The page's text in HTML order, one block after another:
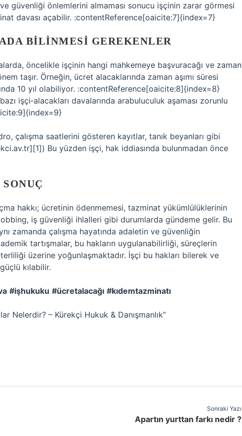
güvenliği önlemlerini almaması sonucu işçinin zarar görmesi
davası açabilir. :contentReference[oaicite:7]{index=7}
BILINMESI GEREKENLER
öncelikle işçinin hangi mahkemeye başvuracağı ve zaman
taşır. Örneğin, ücret alacaklarında zaman aşımı süresi
10 yıl olabiliyor. :contentReference[oaicite:8]{index=8}
işçi‑alacakları davalarında arabuluculuk aşaması zorunlu
çalışma saatlerini gösteren kayıtlar, tanık beyanları gibi
Bu yüzden işçi, hak iddiasında bulunmadan önce
hakkı; ücretinin ödenmemesi, tazminat yükümlülüklerinin
iş güvenliği ihlalleri gibi durumlarda gündeme gelir. Bu
zamanda çalışma hayatında adaletin ve güvenliğin
tartışmalar, bu hakların uygulanabilirliği, süreçlerin
üzerine yoğunlaşmaktadır. İşçi bu hakları bilerek ve
kılabilir.
#işhukuku #ücretalacağı #kıdemtazminatı
Nelerdir? – Kürekçi Hukuk & Danışmanlık”
Sonraki Yazı
Apartın yurttan farkı nedir ?